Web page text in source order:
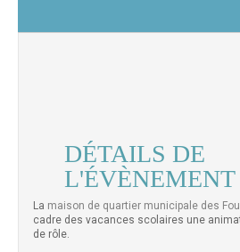
DÉTAILS DE
L'ÉVÈNEMENT
La maison de quartier municipale des
cadre des vacances scolaires une
de rôle.